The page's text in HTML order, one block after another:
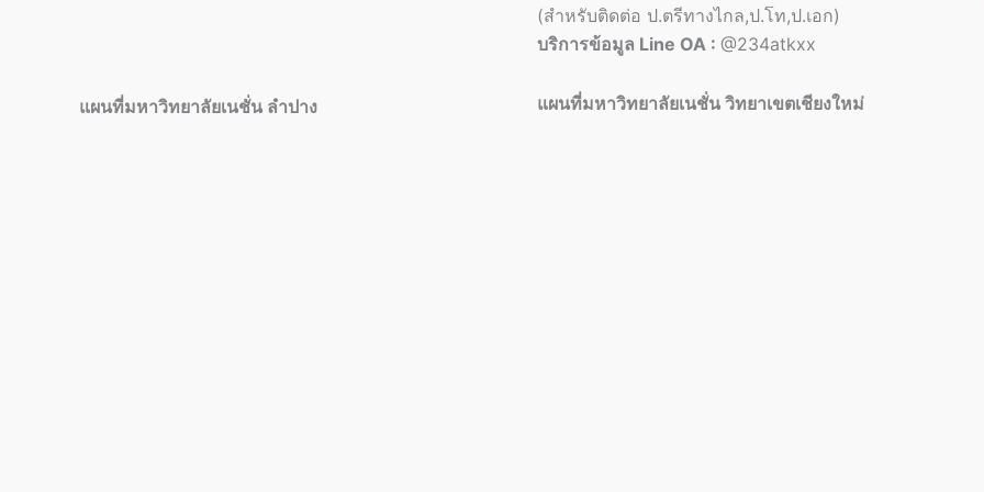
แผนที่มหาวิทยาลัยเนชั่น ลำปาง
(สำหรับติดต่อ ป.ตรีทางไกล,ป.โท,ป.เอก)
บริการข้อมูล Line OA : @234atkxx
แผนที่มหาวิทยาลัยเนชั่น วิทยาเขตเชียงใหม่